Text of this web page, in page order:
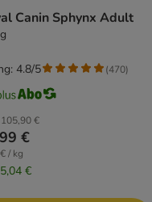
Canin Sphynx Adult
105,90 €
€
/ kg
€
4.8/5 (470)